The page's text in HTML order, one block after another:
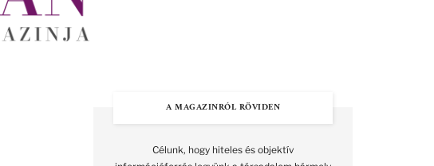
A MAGAZINRÓL RÖVIDEN
Célunk, hogy hiteles és objektív